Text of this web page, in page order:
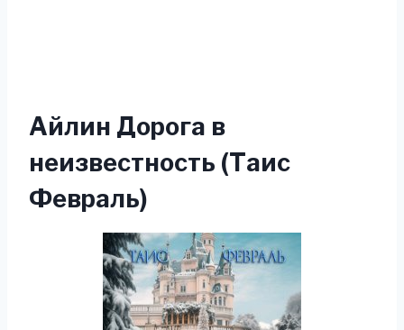
Айлин Дорога в
неизвестность (Таис
Февраль)